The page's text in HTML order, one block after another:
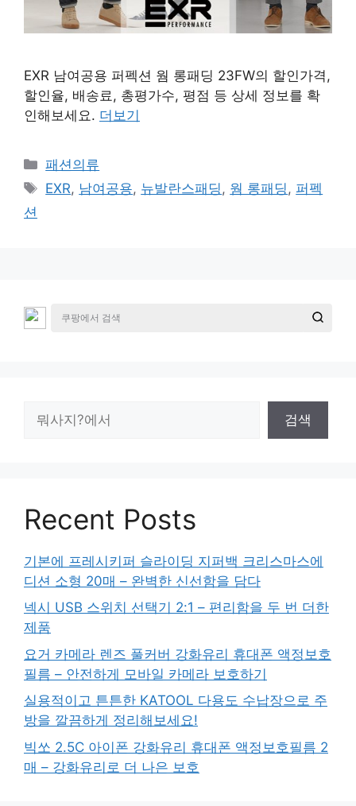
EXR 남여공용 퍼펙션 웜 롱패딩 23FW의 할인가격,
할인율, 배송료, 총평가수, 평점 등 상세 정보를 확
인해보세요. 더보기
카
테
패션의류
태
EXR, 남여공용, 뉴발란스패딩 , 웜 롱패딩 , 퍼펙
션
검색
Recent Posts
기본에 프레시키퍼 슬라이딩 지퍼백 크리스마스에
디션 소형 20매 – 완벽한 신선함을 담다
넥시 USB 스위치 선택기 2:1 – 편리함을 두 번 더한
제품
요거 카메라 렌즈 풀커버 강화유리 휴대폰 액정보호
필름 – 안전하게 모바일 카메라 보호하기
실용적이고 튼튼한 KATOOL 다용도 수납장으로 주
방을 깔끔하게 정리해보세요!
빅쏘 2.5C 아이폰 강화유리 휴대폰 액정보호필름 2
매 – 강화유리로 더 나은 보호